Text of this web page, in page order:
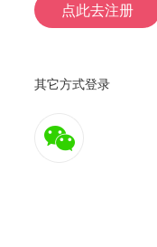
点此去注册
其它方式登录